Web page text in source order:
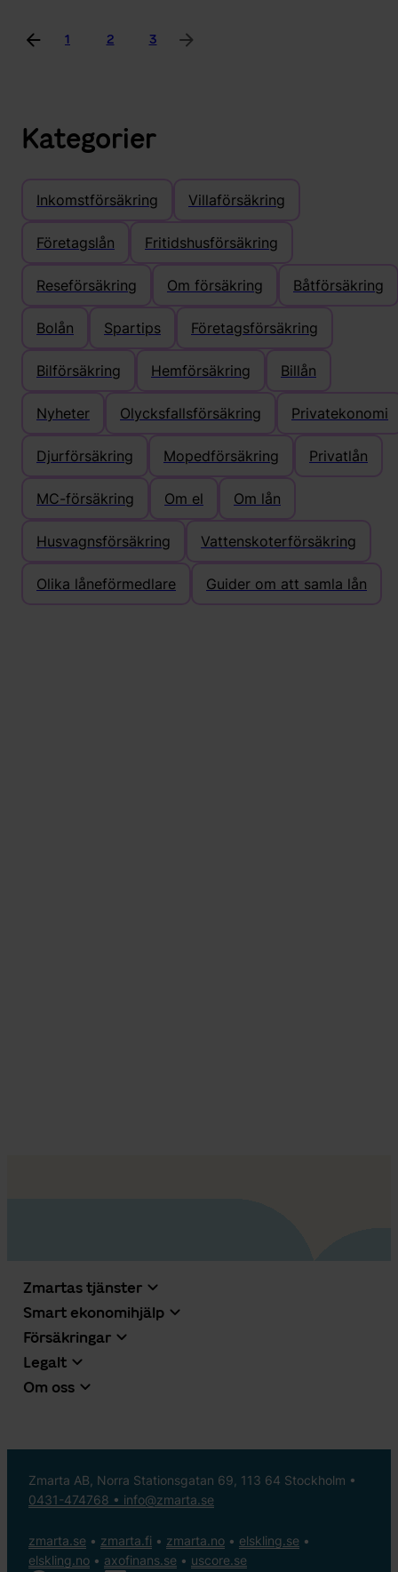
1 2 3
Kategorier
Inkomstförsäkring Villaförsäkring
Företagslån Fritidshusförsäkring
Reseförsäkring Om försäkring Båtförsäkring
Bolån Spartips Företagsförsäkring
Bilförsäkring Hemförsäkring Billån
Nyheter Olycksfallsförsäkring Privatekonomi
Djurförsäkring Mopedförsäkring Privatlån
MC-försäkring Om el Om lån
Husvagnsförsäkring Vattenskoterförsäkring
Olika låneförmedlare Guider om att samla lån
Zmartas tjänster
Smart ekonomihjälp
Försäkringar
Legalt
Om oss
Zmarta AB, Norra Stationsgatan 69, 113 64 Stockholm •
0431-474768 • info@zmarta.se
zmarta.se • zmarta.fi • zmarta.no • elskling.se •
elskling.no • axofinans.se • uscore.se